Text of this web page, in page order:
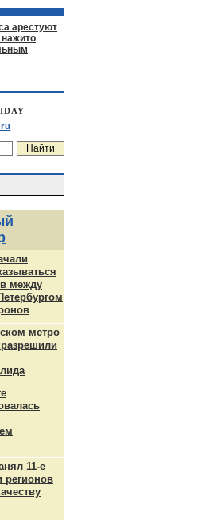
арестуют
нажито
между
метро
11-е
регионов